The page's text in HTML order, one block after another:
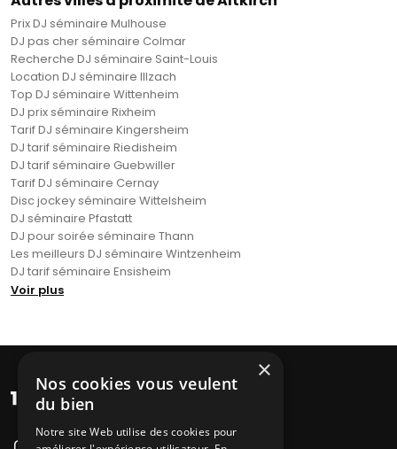
Prix DJ séminaire Mulhouse
DJ pas cher séminaire Colmar
Recherche DJ séminaire Saint-Louis
Location DJ séminaire Illzach
Top DJ séminaire Wittenheim
DJ prix séminaire Rixheim
Tarif DJ séminaire Kingersheim
DJ tarif séminaire Riedisheim
DJ tarif séminaire Guebwiller
Tarif DJ séminaire Cernay
Disc jockey séminaire Wittelsheim
DJ séminaire Pfastatt
DJ pour soirée séminaire Thann
Les meilleurs DJ séminaire Wintzenheim
DJ tarif séminaire Ensisheim
Voir plus
×
Nos cookies vous veulent
du bien
Notre site Web utilise des cookies pour